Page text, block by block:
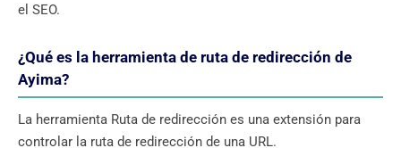
el SEO.
¿Qué es la herramienta de ruta de redirección de
Ayima?
La herramienta Ruta de redirección es una extensión para
controlar la ruta de redirección de una URL.